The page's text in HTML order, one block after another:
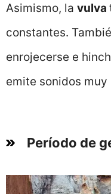
Asimismo, la vulva
constantes.
enrojecerse e
emite sonidos
Período de